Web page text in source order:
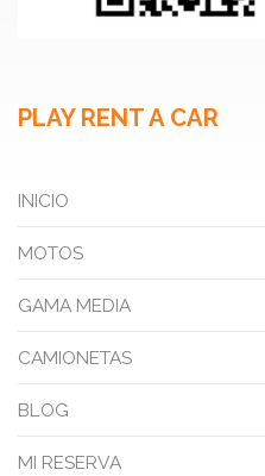
PLAY RENT A CAR
INICIO
MOTOS
GAMA MEDIA
CAMIONETAS
BLOG
MI RESERVA